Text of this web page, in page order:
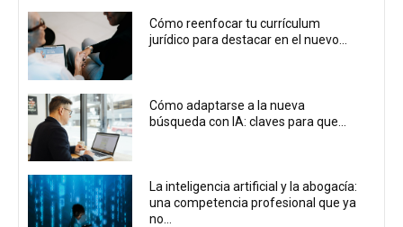
Cómo reenfocar tu currículum
jurídico para destacar en el nuevo...
Cómo adaptarse a la nueva
búsqueda con IA: claves para que...
La inteligencia artificial y la abogacía:
una competencia profesional que ya
no...